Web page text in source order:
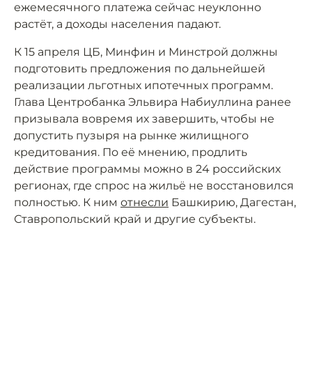
ежемесячного платежа сейчас неуклонно
растёт, а доходы населения падают.
К 15 апреля ЦБ, Минфин и Минстрой должны
подготовить предложения по дальнейшей
реализации льготных ипотечных программ.
Глава Центробанка Эльвира Набиуллина ранее
призывала вовремя их завершить, чтобы не
допустить пузыря на рынке жилищного
кредитования. По её мнению, продлить
действие программы можно в 24 российских
регионах, где спрос на жильё не восстановился
полностью. К ним отнесли Башкирию, Дагестан,
Ставропольский край и другие субъекты.